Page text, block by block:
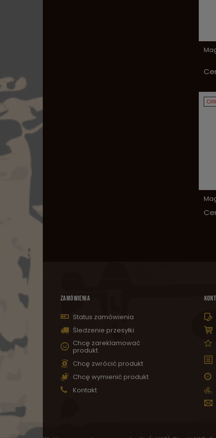
ZAMÓWIENIA
Status zamówienia
Śledzenie przesyłki
Chcę zareklamować
produkt
Chcę zwrócić produkt
Chcę wymienić produkt
Kontakt